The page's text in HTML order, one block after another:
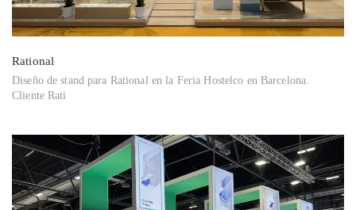
Rational
Diseño de stand para Rational en la Feria Hostelco en Barcelona.
Cliente Rati